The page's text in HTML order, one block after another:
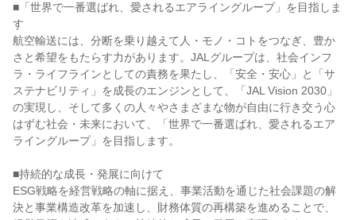
■「世界で一番選ばれ、愛されるエアライングループ」を目指しま
す
航空輸送には、分断を乗り越えて人・モノ・コトをつなぎ、豊か
さと希望をもたらす力があります。JALグループは、社会インフ
ラ・ライフラインとしての責務を果たし、「安全・安心」と「サ
ステナビリティ」を成長のエンジンとして、「JAL Vision 2030」
の実現し、そして多くの人々やさまざまな物が自由に行き交う心
はずむ社会・未来において、「世界で一番選ばれ、愛されるエア
ライングループ」を目指します。
■持続的な成長・発展に向けて
ESG戦略を経営戦略の軸に据え、事業活動を通じた社会課題の解
決と事業構造改革を加速し、財務体質の再構築を進めることで、